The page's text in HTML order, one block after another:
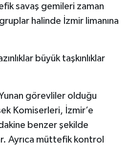
savaş gemileri zaman
halinde İzmir limanına
büyük taşkınlıklar
görevliler olduğu
Komiserleri, İzmir’e
benzer şekilde
Ayrıca müttefik kontrol